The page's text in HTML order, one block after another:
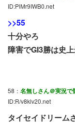
ID:PlMr9IWB0.net
>>55
十分やろ
障害でGI3勝は史
58： 名無しさん＠実況で
ID:R/v8klv20.net
タイセイドリーム